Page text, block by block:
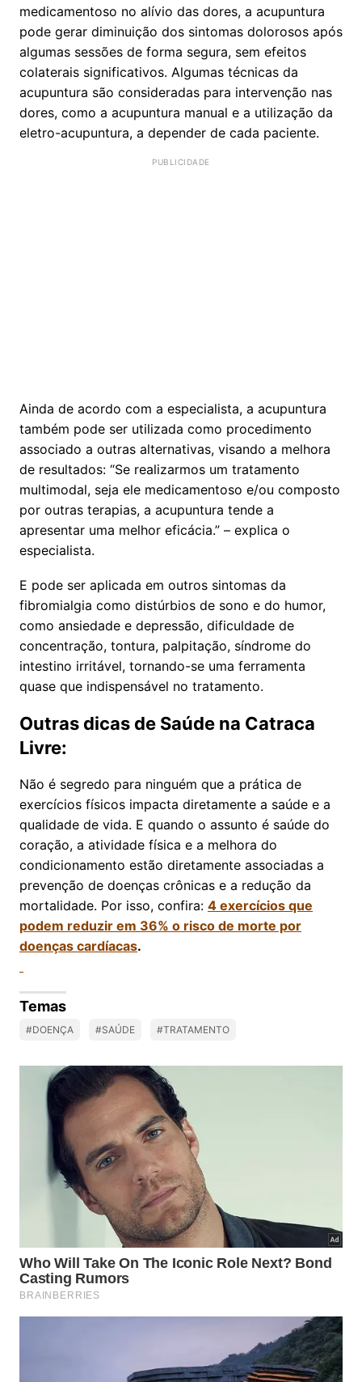
medicamentoso no alívio das dores, a acupuntura
pode gerar diminuição dos sintomas dolorosos após
algumas sessões de forma segura, sem efeitos
colaterais significativos. Algumas técnicas da
acupuntura são consideradas para intervenção nas
dores, como a acupuntura manual e a utilização da
eletro-acupuntura, a depender de cada paciente.
Ainda de acordo com a especialista, a acupuntura
também pode ser utilizada como procedimento
associado a outras alternativas, visando a melhora
de resultados: “Se realizarmos um tratamento
multimodal, seja ele medicamentoso e/ou composto
por outras terapias, a acupuntura tende a
apresentar uma melhor eficácia.” – explica o
especialista.
E pode ser aplicada em outros sintomas da
fibromialgia como distúrbios de sono e do humor,
como ansiedade e depressão, dificuldade de
concentração, tontura, palpitação, síndrome do
intestino irritável, tornando-se uma ferramenta
quase que indispensável no tratamento.
Outras dicas de Saúde na Catraca
Livre:
Não é segredo para ninguém que a prática de
exercícios físicos impacta diretamente a saúde e a
qualidade de vida. E quando o assunto é saúde do
coração, a atividade física e a melhora do
condicionamento estão diretamente associadas a
prevenção de doenças crônicas e a redução da
mortalidade. Por isso, confira: 4 exercícios que
podem reduzir em 36% o risco de morte por
doenças cardíacas.
Temas
#DOENÇA #SAÚDE #TRATAMENTO